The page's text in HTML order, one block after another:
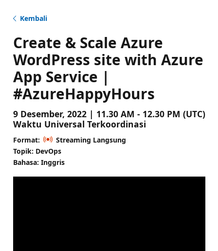
Kembali
Create & Scale Azure
WordPress site with Azure
App Service |
#AzureHappyHours
9 Desember, 2022 | 11.30 AM - 12.30 PM (UTC)
Waktu Universal Terkoordinasi
Format:
Streaming Langsung
Topik: DevOps
Bahasa: Inggris